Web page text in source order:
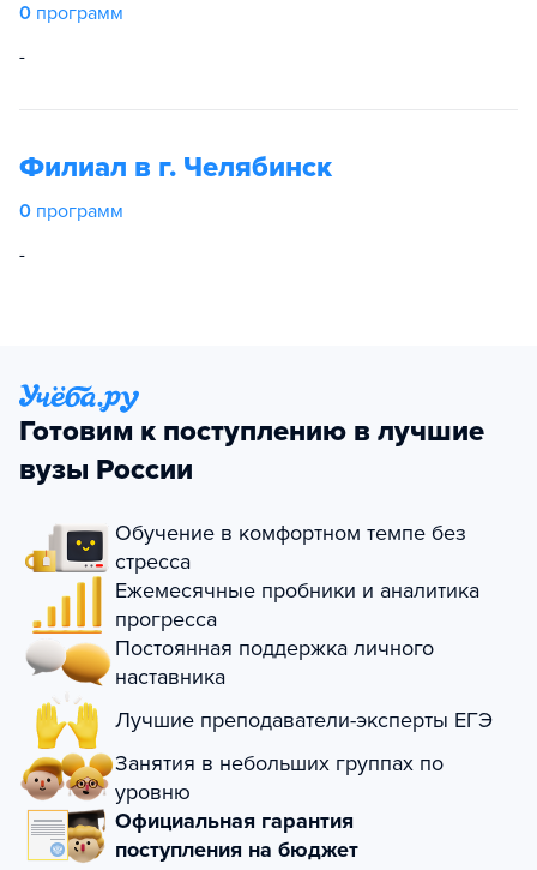
0 программ
-
Филиал в г. Челябинск
0 программ
-
Готовим к поступлению в лучшие
вузы России
Обучение в комфортном темпе без
стресса
Ежемесячные пробники и аналитика
прогресса
Постоянная поддержка личного
наставника
Лучшие преподаватели-эксперты ЕГЭ
Занятия в небольших группах по
уровню
Официальная гарантия
поступления на бюджет